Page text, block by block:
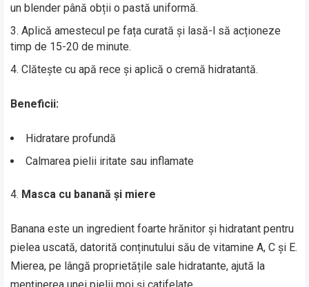
un blender până obții o pastă uniformă.
Aplică amestecul pe fața curată și lasă-l să acționeze
timp de 15-20 de minute.
Clătește cu apă rece și aplică o cremă hidratantă.
Beneficii:
Hidratare profundă
Calmarea pielii iritate sau inflamate
Masca cu banană și miere
Banana este un ingredient foarte hrănitor și hidratant pentru
pielea uscată, datorită conținutului său de vitamine A, C și E.
Mierea, pe lângă proprietățile sale hidratante, ajută la
menținerea unei pielii moi și catifelate.